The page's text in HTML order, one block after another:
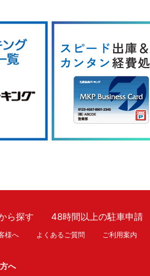
ら探す 48時間以上の駐車申請
様へ よくあるご質問 ご利用案内
へ